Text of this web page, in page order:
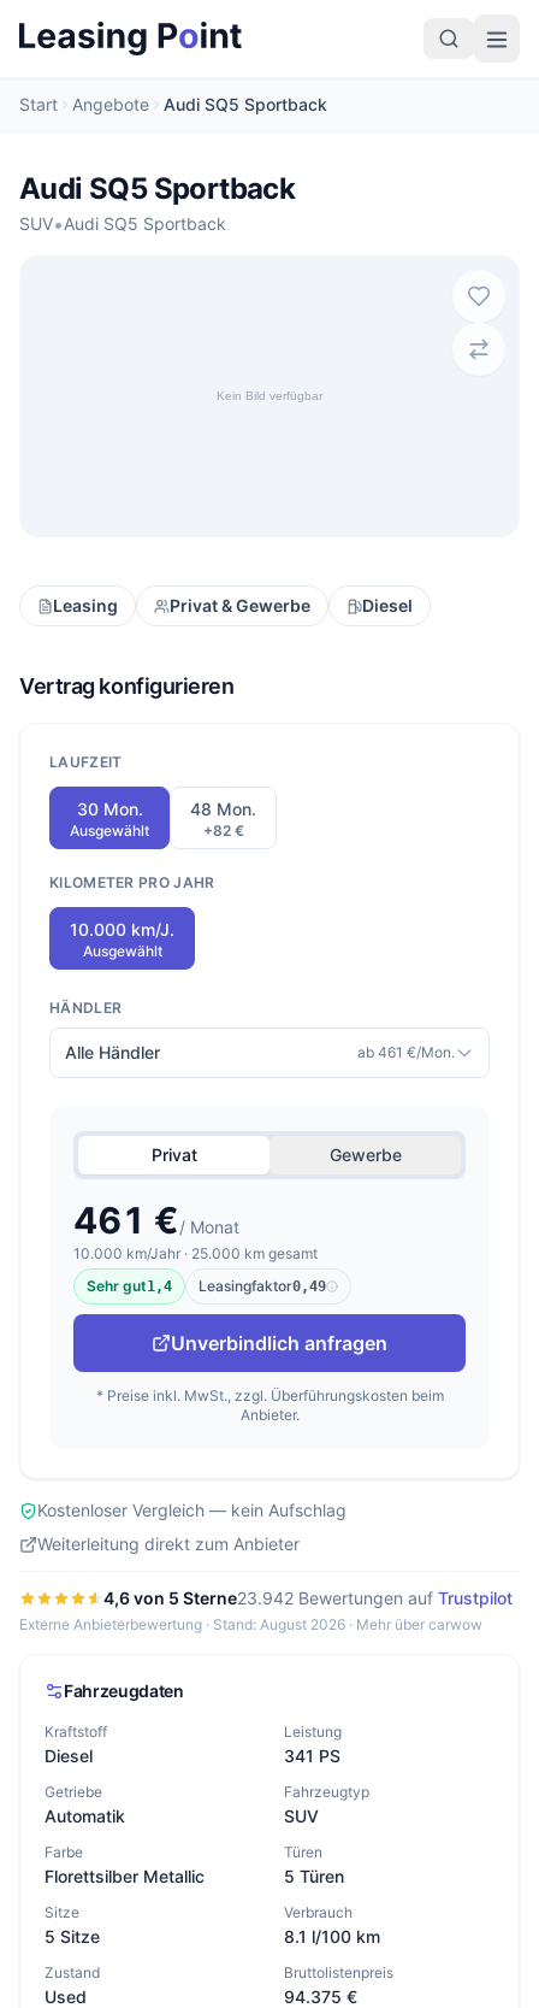
Start Angebote Audi SQ5 Sportback
Audi SQ5 Sportback
SUV•Audi SQ5 Sportback
Leasing Privat & Gewerbe Diesel
Vertrag konfigurieren
LAUFZEIT
30 Mon.
Ausgewählt
48 Mon.
+82 €
KILOMETER PRO JAHR
10.000 km/J.
Ausgewählt
HÄNDLER
Alle Händler ab 461 €/Mon.
Privat Gewerbe
461 €/ Monat
10.000 km/Jahr · 25.000 km gesamt
Sehr gut1,4 Leasingfaktor0,49
Unverbindlich anfragen
* Preise inkl. MwSt., zzgl. Überführungskosten beim
Anbieter.
Kostenloser Vergleich — kein Aufschlag
Weiterleitung direkt zum Anbieter
4,6 von 5 Sterne23.942 Bewertungen auf Trustpilot
Externe Anbieterbewertung · Stand: August 2026 · Mehr über carwow
Fahrzeugdaten
Kraftstoff
Diesel
Leistung
341 PS
Getriebe
Automatik
Fahrzeugtyp
SUV
Farbe
Florettsilber Metallic
Türen
5 Türen
Sitze
5 Sitze
Verbrauch
8.1 l/100 km
Zustand
Used
Bruttolistenpreis
94.375 €